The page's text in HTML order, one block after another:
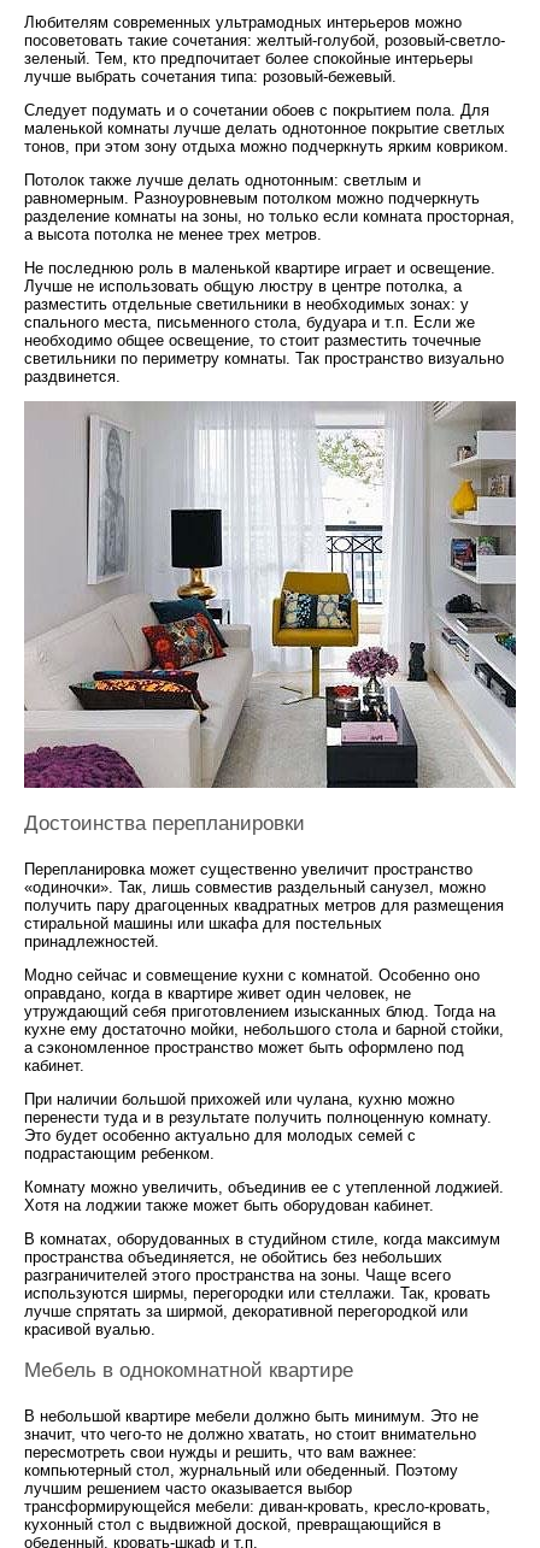
Любителям современных ультрамодных интерьеров можно
посоветовать такие сочетания: желтый-голубой, розовый-светло-
зеленый. Тем, кто предпочитает более спокойные интерьеры
лучше выбрать сочетания типа: розовый-бежевый.
Следует подумать и о сочетании обоев с покрытием пола. Для
маленькой комнаты лучше делать однотонное покрытие светлых
тонов, при этом зону отдыха можно подчеркнуть ярким ковриком.
Потолок также лучше делать однотонным: светлым и
равномерным. Разноуровневым потолком можно подчеркнуть
разделение комнаты на зоны, но только если комната просторная,
а высота потолка не менее трех метров.
Не последнюю роль в маленькой квартире играет и освещение.
Лучше не использовать общую люстру в центре потолка, а
разместить отдельные светильники в необходимых зонах: у
спального места, письменного стола, будуара и т.п. Если же
необходимо общее освещение, то стоит разместить точечные
светильники по периметру комнаты. Так пространство визуально
раздвинется.
Достоинства перепланировки
Перепланировка может существенно увеличит пространство
«одиночки». Так, лишь совместив раздельный санузел, можно
получить пару драгоценных квадратных метров для размещения
стиральной машины или шкафа для постельных
принадлежностей.
Модно сейчас и совмещение кухни с комнатой. Особенно оно
оправдано, когда в квартире живет один человек, не
утруждающий себя приготовлением изысканных блюд. Тогда на
кухне ему достаточно мойки, небольшого стола и барной стойки,
а сэкономленное пространство может быть оформлено под
кабинет.
При наличии большой прихожей или чулана, кухню можно
перенести туда и в результате получить полноценную комнату.
Это будет особенно актуально для молодых семей с
подрастающим ребенком.
Комнату можно увеличить, объединив ее с утепленной лоджией.
Хотя на лоджии также может быть оборудован кабинет.
В комнатах, оборудованных в студийном стиле, когда максимум
пространства объединяется, не обойтись без небольших
разграничителей этого пространства на зоны. Чаще всего
используются ширмы, перегородки или стеллажи. Так, кровать
лучше спрятать за ширмой, декоративной перегородкой или
красивой вуалью.
Мебель в однокомнатной квартире
В небольшой квартире мебели должно быть минимум. Это не
значит, что чего-то не должно хватать, но стоит внимательно
пересмотреть свои нужды и решить, что вам важнее:
компьютерный стол, журнальный или обеденный. Поэтому
лучшим решением часто оказывается выбор
трансформирующейся мебели: диван-кровать, кресло-кровать,
кухонный стол с выдвижной доской, превращающийся в
обеденный, кровать-шкаф и т.п.